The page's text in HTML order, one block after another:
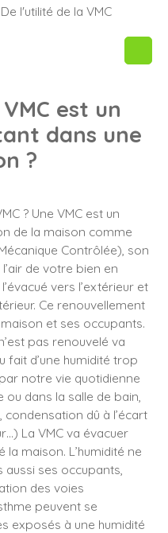
De l'utilité de la VMC
est un
dans une
?
? Une VMC est un
de la maison comme
Contrôlée), son
de votre bien en
vers l’extérieur et
Ce renouvellement
et ses occupants.
pas renouvelé va
fait d’une humidité trop
notre vie quotidienne
ou dans la salle de bain,
dû à l’écart
La VMC va évacuer
maison. L’humidité ne
ses occupants,
des voies
peuvent se
exposés à une humidité